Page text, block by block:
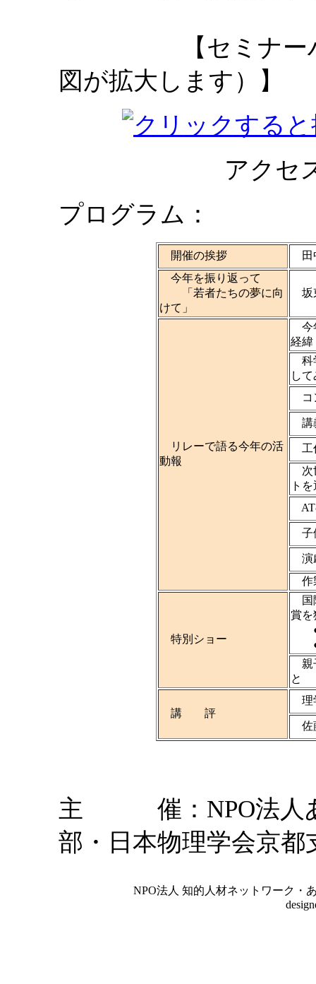
【セミナーハウ
図が拡大します）】
アクセス
プログラム：
開催の挨拶
田
今年を振り返って
「若者たちの夢に向
けて」
坂
リレーで語る今年の活
動報
今
経緯
科
し
コ
講
工
次
ト
AT
子
演
作
特別ショー
国
賞を
●
●
親
と
講 評
理
佐
主 催：NPO法人あ
部・日本物理学会京都
NPO法人 知的人材ネットワーク・